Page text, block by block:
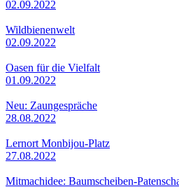
02.09.2022
Wildbienenwelt
02.09.2022
Oasen für die Vielfalt
01.09.2022
Neu: Zaungespräche
28.08.2022
Lernort Monbijou-Platz
27.08.2022
Mitmachidee: Baumscheiben-